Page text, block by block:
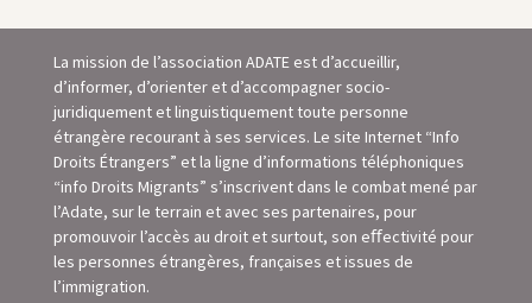
La mission de l’association ADATE est d’accueillir,
d’informer, d’orienter et d’accompagner socio-
juridiquement et linguistiquement toute personne
étrangère recourant à ses services. Le site Internet “Info
Droits Étrangers” et la ligne d’informations téléphoniques
“info Droits Migrants” s’inscrivent dans le combat mené par
l’Adate, sur le terrain et avec ses partenaires, pour
promouvoir l’accès au droit et surtout, son eﬀectivité pour
les personnes étrangères, françaises et issues de
l’immigration.